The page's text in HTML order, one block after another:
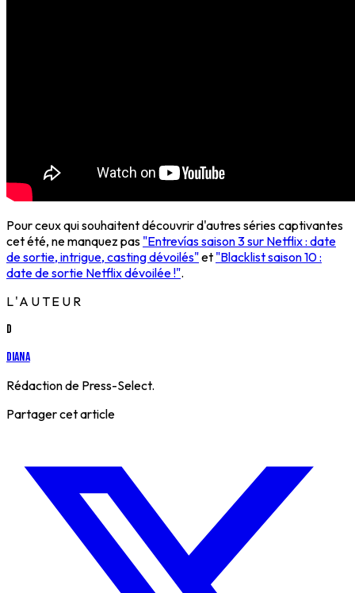
Pour ceux qui souhaitent découvrir d'autres séries captivantes
cet été, ne manquez pas "Entrevías saison 3 sur Netflix : date
de sortie, intrigue, casting dévoilés"et "Blacklist saison 10 :
date de sortie Netflix dévoilée !".
L'AUTEUR
D
Diana
Rédaction de Press-Select.
Partager cet article